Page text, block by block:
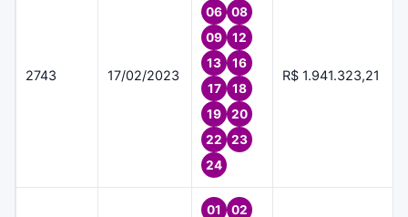
2743 17/02/2023
06
08
09
12
13
16
17
18
19
20
22
23
24
R$ 1.941.323,21
01
02